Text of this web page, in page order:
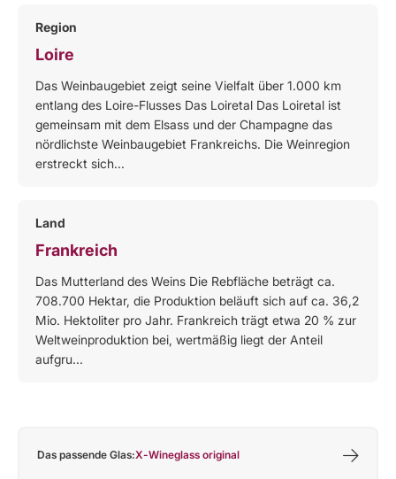
Region
Loire
Das Weinbaugebiet zeigt seine Vielfalt über 1.000 km
entlang des Loire-Flusses Das Loiretal Das Loiretal ist
gemeinsam mit dem Elsass und der Champagne das
nördlichste Weinbaugebiet Frankreichs. Die Weinregion
erstreckt sich...
Land
Frankreich
Das Mutterland des Weins Die Rebfläche beträgt ca.
708.700 Hektar, die Produktion beläuft sich auf ca. 36,2
Mio. Hektoliter pro Jahr. Frankreich trägt etwa 20 % zur
Weltweinproduktion bei, wertmäßig liegt der Anteil
aufgru...
Das passende Glas:X-Wineglass original